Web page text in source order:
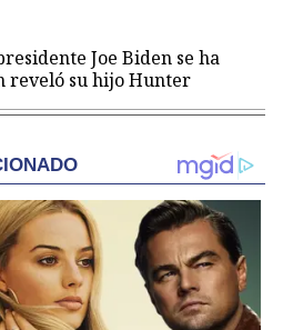
Joe Biden se ha
reveló su hijo Hunter